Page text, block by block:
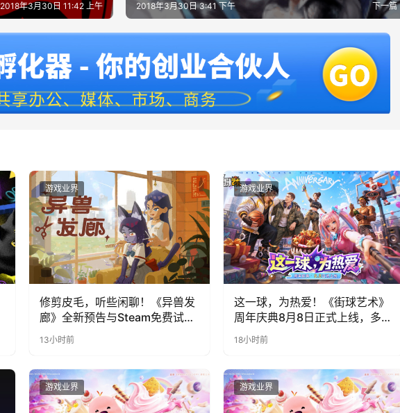
2018年3月30日 11:42 上午 下一篇
2018年3月30日 3:41 下午
游戏业界
修剪皮毛，听些闲聊！《异兽发
廊》全新预告与Steam免费试玩
公开
13小时前
游戏业界
这一球，为热爱！《街球艺术》
周年庆典8月8日正式上线，多重
福利与全新内容同步开启
18小时前
游戏业界 游戏业界